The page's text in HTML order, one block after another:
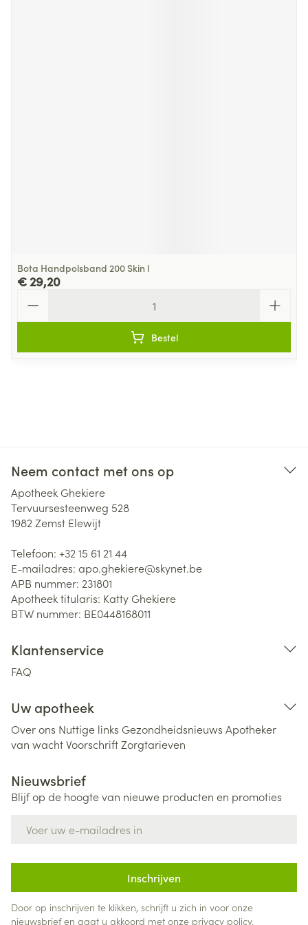
Bota Handpolsband 200 Skin l
€ 29,20
Bestel
Neem contact met ons op
Apotheek Ghekiere
Tervuursesteenweg 528
1982 Zemst Elewijt
Telefoon: +32 15 61 21 44
E-mailadres: apo.ghekiere@skynet.be
APB nummer: 231801
Apotheek titularis: Katty Ghekiere
BTW nummer: BE0448168011
Klantenservice
FAQ
Uw apotheek
Over ons Nuttige links Gezondheidsnieuws Apotheker
van wachtVoorschriftZorgtarieven
Nieuwsbrief
Blijf op de hoogte van nieuwe producten en promoties
Inschrijven
Door op inschrijven te klikken, schrijft u zich in voor onze
nieuwsbrief en gaat u akkoord met onze privacy policy.